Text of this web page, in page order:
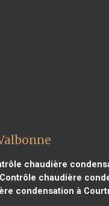
chaudière
Contrôle chaudière
condensation à